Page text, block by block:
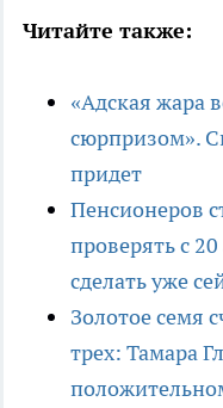
Читайте также:
«Адская жара
сюрпризом».
придет
Пенсионеров
проверять с
сделать уже
Золотое семя
трех: Тамара